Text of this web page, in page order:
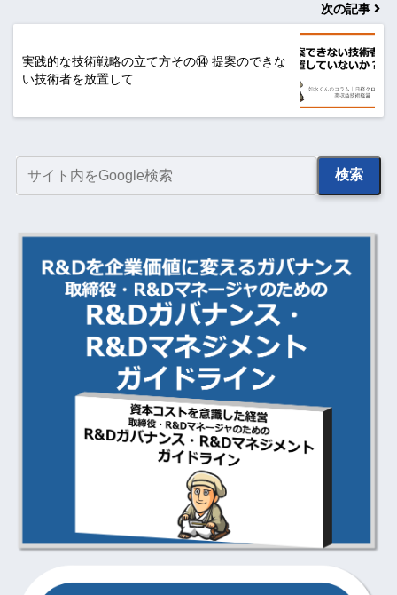
次の記事
実践的な技術戦略の立て方その⑭ 提案のできな
い技術者を放置して…
検索